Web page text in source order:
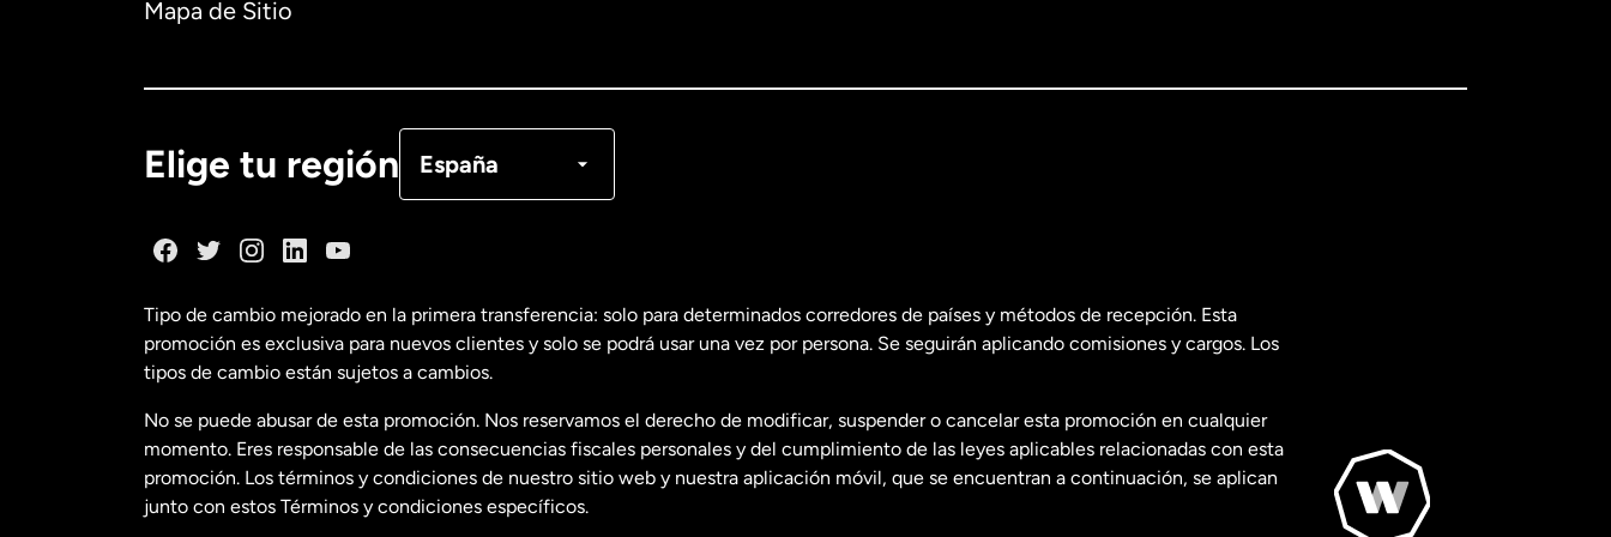
Mapa de Sitio
Elige tu región España
Estados Unidos English
Estados Unidos Español
Francia
Tipo de cambio mejorado en la primera transferencia: solo para determinados corredores de países y métodos de recepción. Esta
promoción es exclusiva para nuevos clientes y solo se podrá usar una vez por persona. Se seguirán aplicando comisiones y cargos. Los
tipos de cambio están sujetos a cambios.
No se puede abusar de esta promoción. Nos reservamos el derecho de modificar, suspender o cancelar esta promoción en cualquier
momento. Eres responsable de las consecuencias fiscales personales y del cumplimiento de las leyes aplicables relacionadas con esta
promoción. Los términos y condiciones de nuestro sitio web y nuestra aplicación móvil, que se encuentran a continuación, se aplican
junto con estos Términos y condiciones específicos.